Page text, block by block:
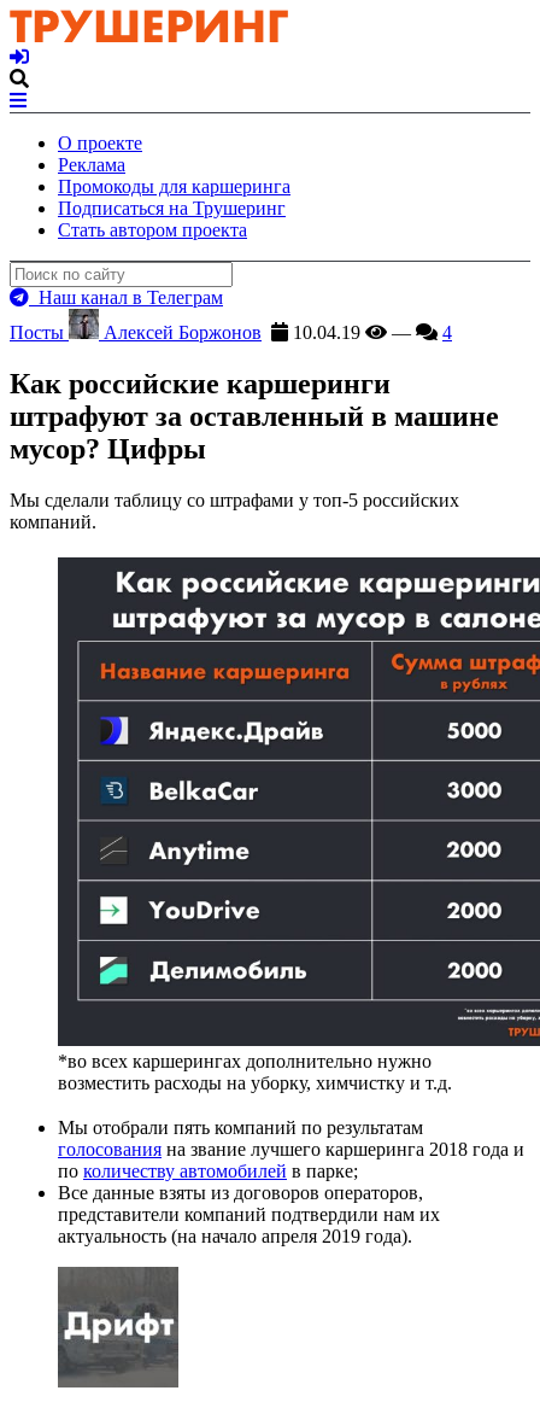
О проекте
Реклама
Промокоды для каршеринга
Подписаться на Трушеринг
Стать автором проекта
Наш канал в Телеграм
Посты
Алексей Боржонов 10.04.19 — 4
Как российские каршеринги
штрафуют за оставленный в машине
мусор? Цифры
Мы сделали таблицу со штрафами у топ-5 российских
компаний.
*во всех каршерингах дополнительно нужно
возместить расходы на уборку, химчистку и т.д.
Мы отобрали пять компаний по результатам
голосования на звание лучшего каршеринга 2018 года и
по количеству автомобилей в парке;
Все данные взяты из договоров операторов,
представители компаний подтвердили нам их
актуальность (на начало апреля 2019 года).